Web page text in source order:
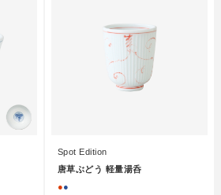
Spot Edition
唐草ぶどう 軽量湯呑
●●